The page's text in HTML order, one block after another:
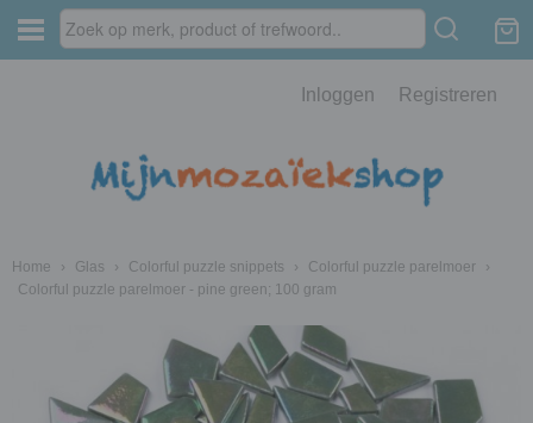
Inloggen Registreren
Home › Glas › Colorful puzzle snippets › Colorful puzzle parelmoer
›
Colorful puzzle parelmoer - pine green; 100 gram